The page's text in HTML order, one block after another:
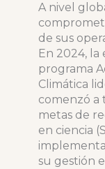
A nivel
de sus
En 2024, la
programa
Climática
comenzó a
metas de
en ciencia
su gestión